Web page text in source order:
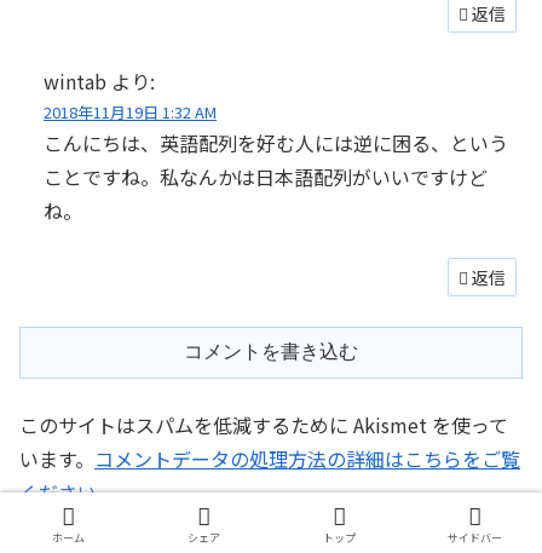
返信
wintab より:
2018年11月19日 1:32 AM
こんにちは、英語配列を好む人には逆に困る、という
ことですね。私なんかは日本語配列がいいですけど
ね。
返信
コメントを書き込む
このサイトはスパムを低減するために Akismet を使って
います。 コメントデータの処理方法の詳細はこちらをご覧
ください。
ホーム シェア トップ サイドバー